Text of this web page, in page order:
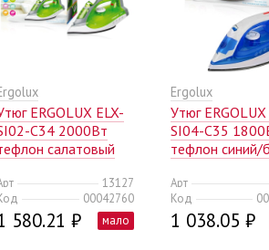
ERGOLUX ELX-
C34 2000Вт
салатовый
13127
00042760
580.21 ₽ мало
Ergolux
Утюг ERGOLUX
SI04-C35
тефлон синий/
Арт
Код
1 038.05 ₽